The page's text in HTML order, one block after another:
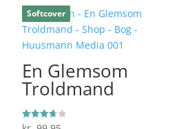
Softcover
En Glemsom
Troldmand
Vurderet